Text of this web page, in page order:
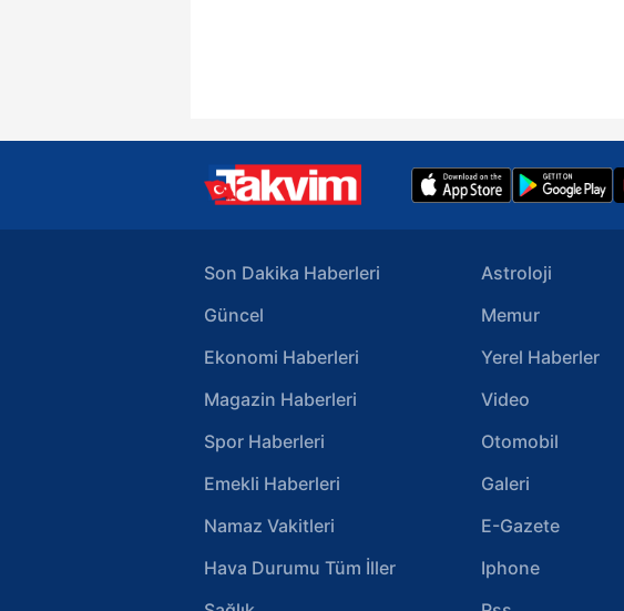
Son Dakika Haberleri
Güncel
Ekonomi Haberleri
Magazin Haberleri
Spor Haberleri
Emekli Haberleri
Namaz Vakitleri
Hava Durumu Tüm İller
Astroloji
Memur
Yerel Haberler
Video
Otomobil
Galeri
E-Gazete
Iphone